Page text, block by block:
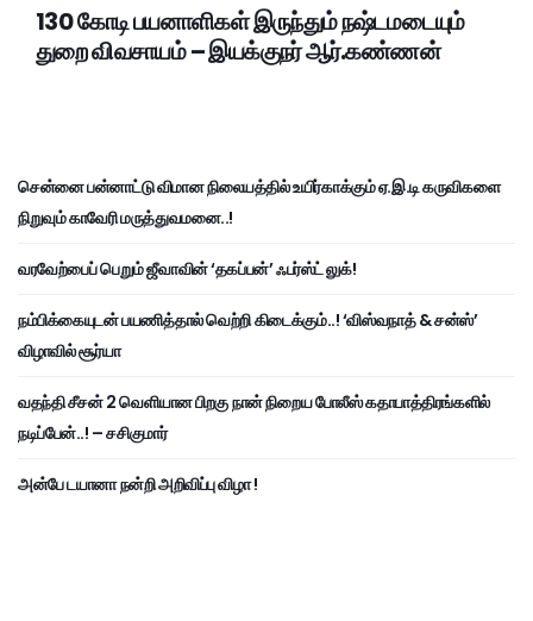
130 கோடி பயனாளிகள் இருந்தும் நஷ்டமடையும்
துறை விவசாயம் – இயக்குநர் ஆர்.கண்ணன்
சென்னை பன்னாட்டு விமான நிலையத்தில் உயிர்காக்கும் ஏ.இ.டி கருவிகளை
நிறுவும் காவேரி மருத்துவமனை..!
வரவேற்பைப் பெறும் ஜீவாவின் ‘தகப்பன்’ ஃபர்ஸ்ட் லுக்!
நம்பிக்கையுடன் பயணித்தால் வெற்றி கிடைக்கும்..! ‘விஸ்வநாத் & சன்ஸ்’
விழாவில் சூர்யா
வதந்தி சீசன் 2 வெளியான பிறகு நான் நிறைய போலீஸ் கதாபாத்திரங்களில்
நடிப்பேன்..! – சசிகுமார்
அன்பே டயானா நன்றி அறிவிப்பு விழா !